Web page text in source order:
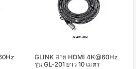
GLINK สาย HDMI 4K@60Hz
รุ่น GL-201 ยาว 10 เมตร